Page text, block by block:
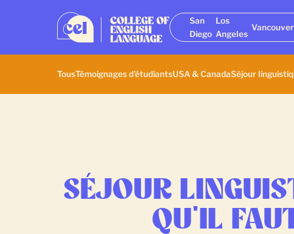
San
Diego
Los
Angeles
Vancouver
TousTémoignages d’étudiantsUSA & CanadaSéjour
SÉJOUR
QU'IL